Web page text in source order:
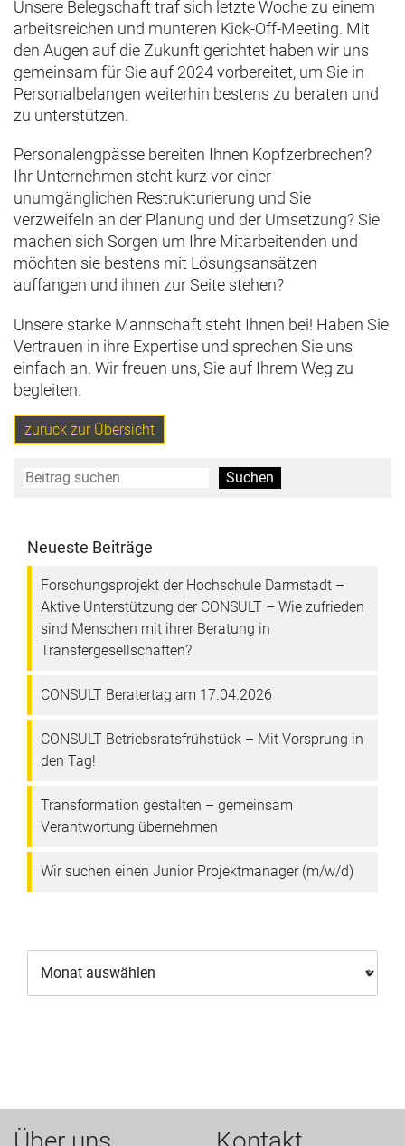
Unsere Belegschaft traf sich letzte Woche zu einem
arbeitsreichen und munteren Kick-Off-Meeting. Mit
den Augen auf die Zukunft gerichtet haben wir uns
gemeinsam für Sie auf 2024 vorbereitet, um Sie in
Personalbelangen weiterhin bestens zu beraten und
zu unterstützen.
Personalengpässe bereiten Ihnen Kopfzerbrechen?
Ihr Unternehmen steht kurz vor einer
unumgänglichen Restrukturierung und Sie
verzweifeln an der Planung und der Umsetzung? Sie
machen sich Sorgen um Ihre Mitarbeitenden und
möchten sie bestens mit Lösungsansätzen
auffangen und ihnen zur Seite stehen?
Unsere starke Mannschaft steht Ihnen bei! Haben Sie
Vertrauen in ihre Expertise und sprechen Sie uns
einfach an. Wir freuen uns, Sie auf Ihrem Weg zu
begleiten.
zurück zur Übersicht
Suchen Suchen
Neueste Beiträge
Forschungsprojekt der Hochschule Darmstadt –
Aktive Unterstützung der CONSULT – Wie zufrieden
sind Menschen mit ihrer Beratung in
Transfergesellschaften?
CONSULT Beratertag am 17.04.2026
CONSULT Betriebsratsfrühstück – Mit Vorsprung in
den Tag!
Transformation gestalten – gemeinsam
Verantwortung übernehmen
Wir suchen einen Junior Projektmanager (m/w/d)